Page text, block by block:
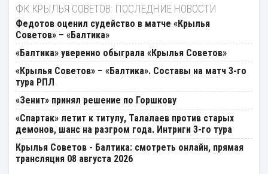
ФК КРЫЛЬЯ СОВЕТОВ: ПОСЛЕДНИЕ НОВОСТИ
Федотов оценил судейство в матче «Крылья
Советов» – «Балтика»
«Балтика» уверенно обыграла «Крылья Советов»
«Крылья Советов» – «Балтика». Составы на матч 3-го
тура РПЛ
«Зенит» принял решение по Горшкову
«Спартак» летит к титулу, Талалаев против старых
демонов, шанс на разгром года. Интриги 3-го тура
Крылья Советов - Балтика: смотреть онлайн, прямая
трансляция 08 августа 2026